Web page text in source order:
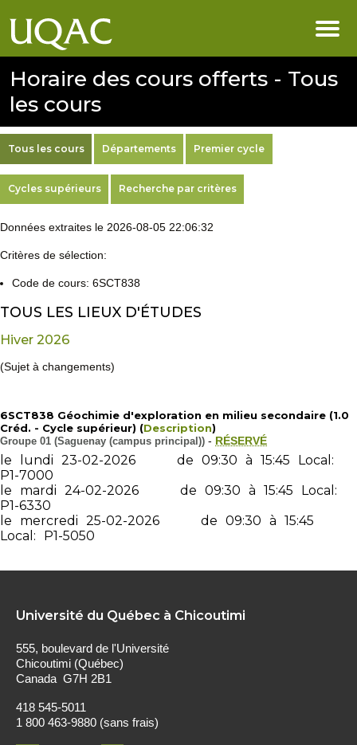
Horaire des cours offerts - Tous
les cours
Tous les cours Départements Premier cycle
Cycles supérieurs Recherche par critères
Données extraites le 2026-08-05 22:06:32
Critères de sélection:
Code de cours: 6SCT838
TOUS LES LIEUX D'ÉTUDES
Hiver 2026
(Sujet à changements)
6SCT838 Géochimie d'exploration en milieu secondaire (1.0
Créd. - Cycle supérieur) (Description)
Groupe 01 (Saguenay (campus principal)) - RÉSERVÉ
le lundi 23-02-2026 de 09:30 à 15:45
Local:
P1-7000
le
mardi 24-02-2026 de 09:30 à 15:45
Local:
P1-6330
le
mercredi 25-02-2026 de 09:30 à 15:45
Local:
P1-5050
Université du Québec à Chicoutimi
555, boulevard de l'Université
Chicoutimi (Québec)
Canada G7H 2B1
418 545-5011
1 800 463-9880 (sans frais)